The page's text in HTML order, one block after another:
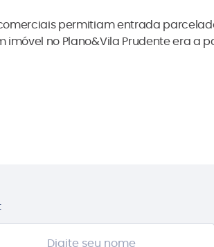
permitiam entrada
no Plano&Vila Prudente era a